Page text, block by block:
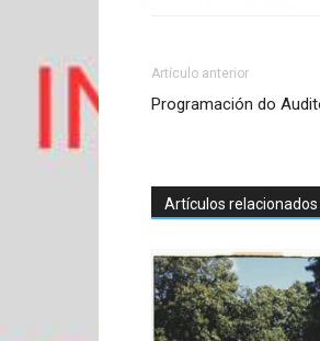
Artículo anterior
Programación do
Artículos relacionados